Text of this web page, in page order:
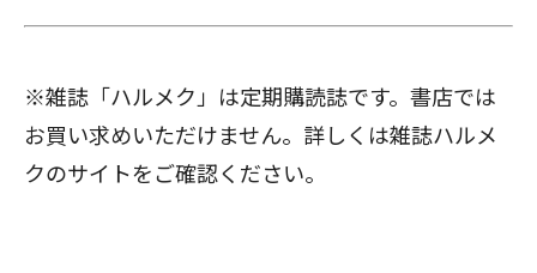
※雑誌「ハルメク」は定期購読誌です。書店では
お買い求めいただけません。詳しくは雑誌ハルメ
クのサイトをご確認ください。